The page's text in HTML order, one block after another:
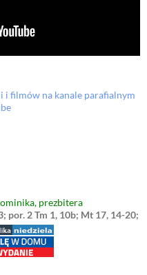
i filmów na kanale parafialnym
prezbitera
por. 2 Tm 1, 10b; Mt 17, 14-20;